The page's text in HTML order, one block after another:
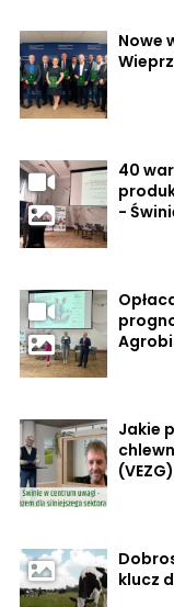
Nowe
40
-
Jakie
klucz